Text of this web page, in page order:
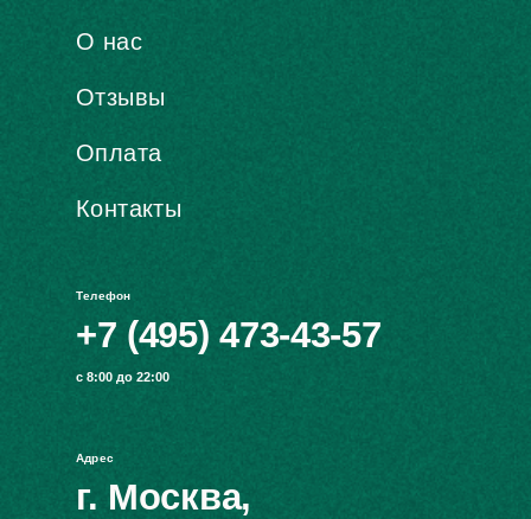
Телефон
+7 (495) 473-43-57
с 8:00 до 22:00
Адрес
г. Москва,
О нас
Отзывы
Оплата
Контакты